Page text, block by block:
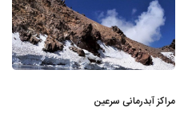
مراکز آبدرمانی سرعین